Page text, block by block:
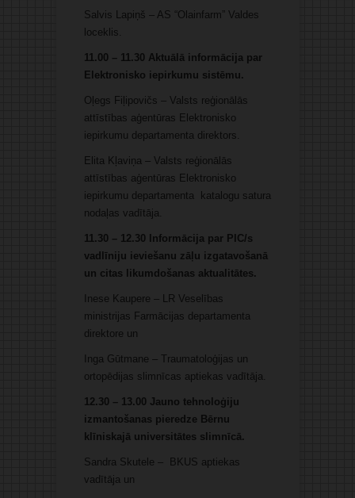
Salvis Lapiņš – AS “Olainfarm” Valdes
loceklis.
11.00 – 11.30 Aktuālā informācija par
Elektronisko iepirkumu sistēmu.
Oļegs Fiļipovičs – Valsts reģionālās
attīstības aģentūras Elektronisko
iepirkumu departamenta direktors.
Elita Kļaviņa – Valsts reģionālās
attīstības aģentūras Elektronisko
iepirkumu departamenta katalogu satura
nodaļas vadītāja.
11.30 – 12.30 Informācija par PIC/s
vadlīniju ieviešanu zāļu izgatavošanā
un citas likumdošanas aktualitātes.
Inese Kaupere – LR Veselības
ministrijas Farmācijas departamenta
direktore un
Inga Gūtmane – Traumatoloģijas un
ortopēdijas slimnīcas aptiekas vadītāja.
12.30 – 13.00 Jauno tehnoloģiju
izmantošanas pieredze Bērnu
klīniskajā universitātes slimnīcā.
Sandra Skutele – BKUS aptiekas
vadītāja un